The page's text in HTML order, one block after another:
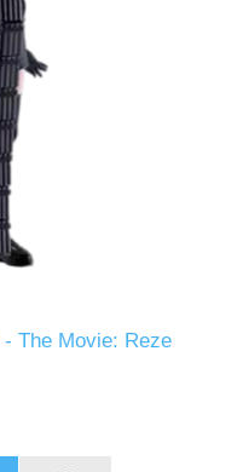
The Movie: Reze